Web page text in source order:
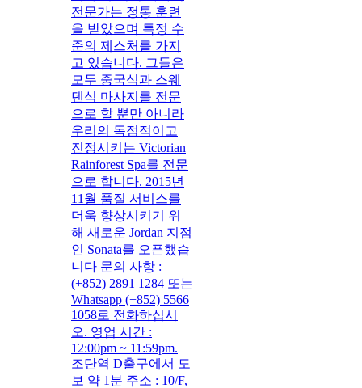
전문가는 정통 훈련
을 받았으며 특정 수
준의 제스처를 가지
고 있습니다. 그들은
모두 중국식과 스웨
덴식 마사지를 전문
으로 할 뿐만 아니라
우리의 독점적이고
진정시키는 Victorian
Rainforest Spa를 전문
으로 합니다. 2015년
11월 품질 서비스를
더욱 향상시키기 위
해 새로운 Jordan 지점
인 Sonata를 오픈했습
니다 문의 사항 :
(+852) 2891 1284 또는
Whatsapp (+852) 5566
1058로 전화하십시
오. 영업 시간 :
12:00pm ~ 11:59pm.
조단역 D출구에서 도
보 약 1분 주소 : 10/F,